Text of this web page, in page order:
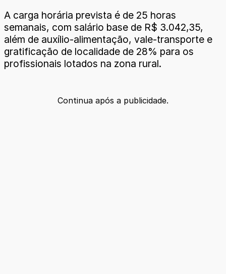
A carga horária prevista é de 25 horas
semanais, com salário base de R$ 3.042,35,
além de auxílio-alimentação, vale-transporte e
gratificação de localidade de 28% para os
profissionais lotados na zona rural.
Continua após a publicidade.